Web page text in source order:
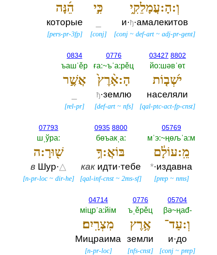
וְ:הָ:עֲמָלֵקִ֑י
и·ђ·амалекитов
[conj ~def-art ~adj-pr-gent]
כִּ֣י
[conj]
הֵ֜נָּה
которые
[pers-pr-3fp]
03427 8802
йо:шәвˈөτ
יֹשְׁב֤וֹת
населяли
[qal-ptc-act-fp-cnst]
0776
ға:~ъˈа:рěц
הָ:אָ֨רֶץ֙
ђ·землю
[def-art~ nfs]
0834
ъашˈěр
אֲשֶׁ֣ר
[rel-pr]
05769
мˈэ:~ңөљˈа:м
מֵֽ:עוֹלָ֔ם
*·издавна
[prep~ nms]
0935 8800
бөъакˌа:‎
בּוֹאֲ:ךָ֥
какидти·тебе
[qal-inf-cnst ~2ms-sf]
07793
шˌўра:‎
שׁ֖וּרָ:ה
в Шур·△
[n-pr-loc ~dir-he]
05704
βә~ңаđ-‎
וְ:עַד־
и·до
[conj ~prep]
0776
ъˌěрěц
אֶ֥רֶץ
земли
[nfs-cnst]
04714
мiцрˈа:йiм
מִצְרָֽיִם׃
Мицраима
[n-pr-loc]